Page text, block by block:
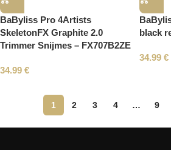
BaByliss Pro 4Artists
SkeletonFX Graphite 2.0
Trimmer Snijmes – FX707B2ZE
34.99 €
black
34.99 €
1 2 3 4 … 9